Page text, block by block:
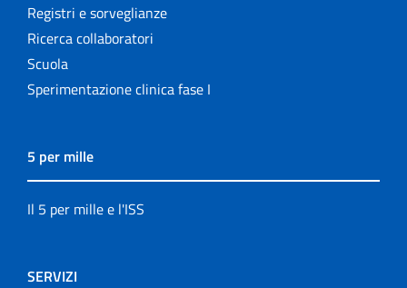
Registri e sorveglianze
Ricerca collaboratori
Scuola
Sperimentazione clinica fase I
5 per mille
Il 5 per mille e l'ISS
SERVIZI